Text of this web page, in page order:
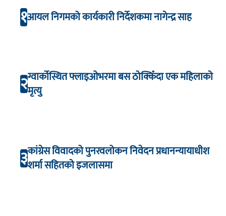
१आयल निगमको कार्यकारी निर्देशकमा नागेन्द्र साह
२ग्वार्कोस्थित फ्लाइओभरमा बस ठोक्किँदा एक महिलाको
मृत्यु
३कांग्रेस विवादको पुनरवलोकन निवेदन प्रधानन्यायाधीश
शर्मा सहितको इजलासमा